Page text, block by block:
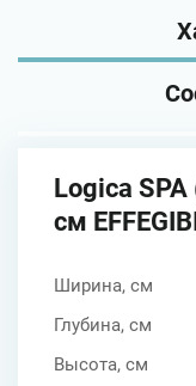
Logica
см
Ширина, см
Глубина, см
Высота, см